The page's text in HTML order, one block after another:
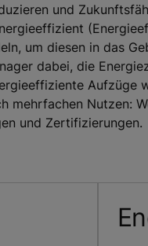
und
um diesen in das
dabei, die
Aufzüge
mehrfachen Nutzen:
und Zertifizierungen.